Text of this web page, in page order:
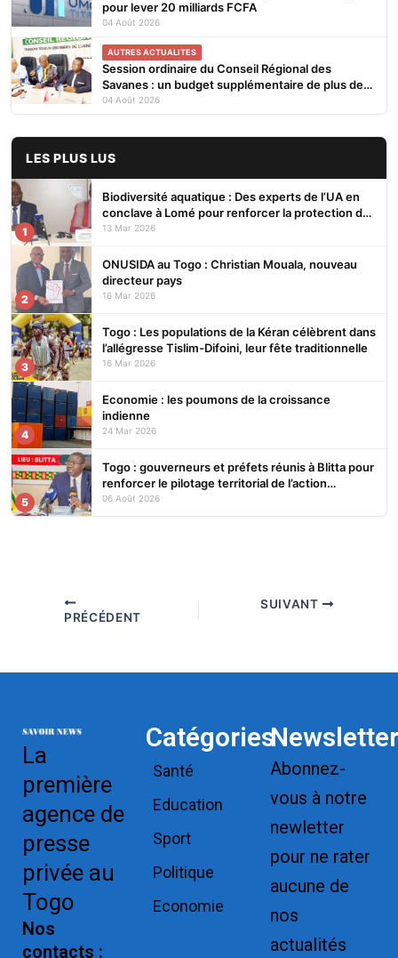
pour lever 20 milliards FCFA
04 Août 2026
AUTRES ACTUALITES
Session ordinaire du Conseil Régional des
Savanes : un budget supplémentaire de plus de
845 millions de F.CFA
04 Août 2026
LES PLUS LUS
1
Biodiversité aquatique : Des experts de l’UA en
conclave à Lomé pour renforcer la protection des
écosystèmes
13 Mar 2026
2
ONUSIDA au Togo : Christian Mouala, nouveau
directeur pays
16 Mar 2026
3
Togo : Les populations de la Kéran célèbrent dans
l’allégresse Tislim-Difoini, leur fête traditionnelle
16 Mar 2026
4
Economie : les poumons de la croissance
indienne
24 Mar 2026
5
Togo : gouverneurs et préfets réunis à Blitta pour
renforcer le pilotage territorial de l’action
publique
06 Août 2026
PRÉCÉDENT
SUIVANT
La
première
agence de
presse
privée au
Togo
Nos
contacts :
Catégories
Santé
Education
Sport
Politique
Economie
Newsletter
Abonnez-
vous à notre
newletter
pour ne rater
aucune de
nos
actualités